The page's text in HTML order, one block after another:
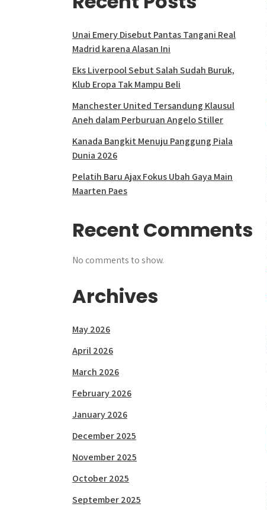
Unai Emery Disebut Pantas Tangani Real
Madrid karena Alasan Ini
Eks Liverpool Sebut Salah Sudah Buruk,
Klub Eropa Tak Mampu Beli
Manchester United Tersandung Klausul
Aneh dalam Perburuan Angelo Stiller
Kanada Bangkit Menuju Panggung Piala
Dunia 2026
Pelatih Baru Ajax Fokus Ubah Gaya Main
Maarten Paes
Recent Comments
No comments to show.
Archives
May 2026
April 2026
March 2026
February 2026
January 2026
December 2025
November 2025
October 2025
September 2025